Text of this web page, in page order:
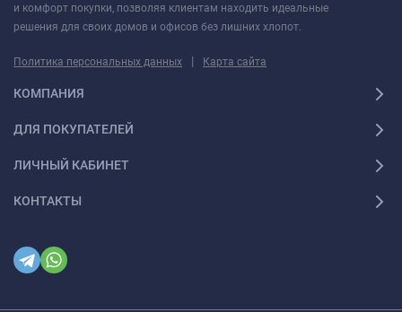
и комфорт покупки, позволяя клиентам находить идеальные
решения для своих домов и офисов без лишних хлопот.
Политика персональных данных | Карта сайта
КОМПАНИЯ
ДЛЯ ПОКУПАТЕЛЕЙ
ЛИЧНЫЙ КАБИНЕТ
КОНТАКТЫ